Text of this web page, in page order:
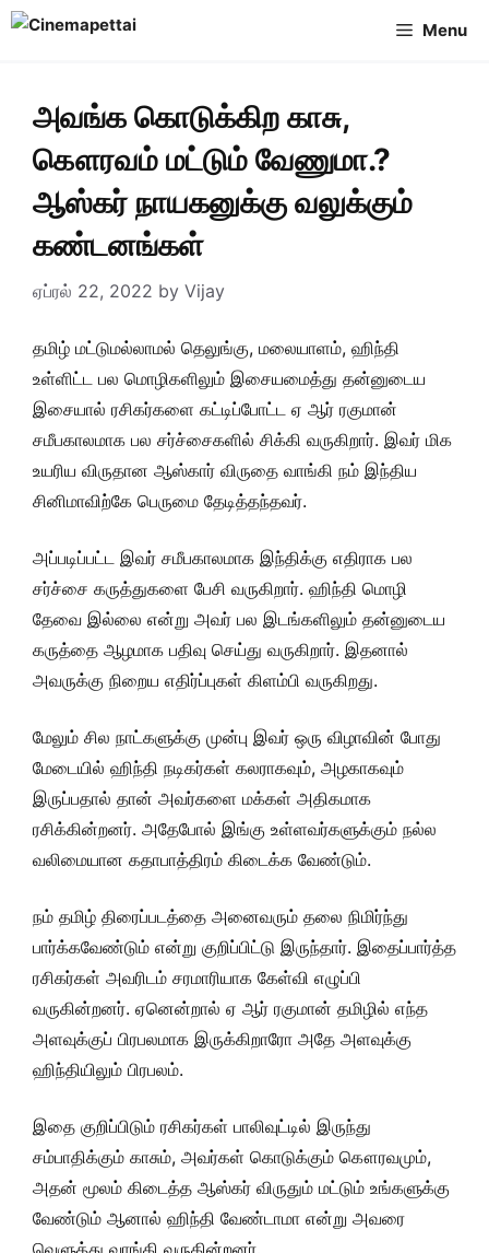
Skip
Menu
அவங்க கொடுக்கிற காசு,
கௌரவம் மட்டும் வேணுமா.?
ஆஸ்கர் நாயகனுக்கு வலுக்கும்
கண்டனங்கள்
ஏப்ரல் 22, 2022 by Vijay
தமிழ் மட்டுமல்லாமல் தெலுங்கு, மலையாளம், ஹிந்தி
உள்ளிட்ட பல மொழிகளிலும் இசையமைத்து தன்னுடைய
இசையால் ரசிகர்களை கட்டிப்போட்ட ஏ ஆர் ரகுமான்
சமீபகாலமாக பல சர்ச்சைகளில் சிக்கி வருகிறார். இவர் மிக
உயரிய விருதான ஆஸ்கார் விருதை வாங்கி நம் இந்திய
சினிமாவிற்கே பெருமை தேடித்தந்தவர்.
அப்படிப்பட்ட இவர் சமீபகாலமாக இந்திக்கு எதிராக பல
சர்ச்சை கருத்துகளை பேசி வருகிறார். ஹிந்தி மொழி
தேவை இல்லை என்று அவர் பல இடங்களிலும் தன்னுடைய
கருத்தை ஆழமாக பதிவு செய்து வருகிறார். இதனால்
அவருக்கு நிறைய எதிர்ப்புகள் கிளம்பி வருகிறது.
மேலும் சில நாட்களுக்கு முன்பு இவர் ஒரு விழாவின் போது
மேடையில் ஹிந்தி நடிகர்கள் கலராகவும், அழகாகவும்
இருப்பதால் தான் அவர்களை மக்கள் அதிகமாக
ரசிக்கின்றனர். அதேபோல் இங்கு உள்ளவர்களுக்கும் நல்ல
வலிமையான கதாபாத்திரம் கிடைக்க வேண்டும்.
நம் தமிழ் திரைப்படத்தை அனைவரும் தலை நிமிர்ந்து
பார்க்கவேண்டும் என்று குறிப்பிட்டு இருந்தார். இதைப்பார்த்த
ரசிகர்கள் அவரிடம் சரமாரியாக கேள்வி எழுப்பி
வருகின்றனர். ஏனென்றால் ஏ ஆர் ரகுமான் தமிழில் எந்த
அளவுக்குப் பிரபலமாக இருக்கிறாரோ அதே அளவுக்கு
ஹிந்தியிலும் பிரபலம்.
இதை குறிப்பிடும் ரசிகர்கள் பாலிவுட்டில் இருந்து
சம்பாதிக்கும் காசும், அவர்கள் கொடுக்கும் கௌரவமும்,
அதன் மூலம் கிடைத்த ஆஸ்கர் விருதும் மட்டும் உங்களுக்கு
வேண்டும் ஆனால் ஹிந்தி வேண்டாமா என்று அவரை
வெளுத்து வாங்கி வருகின்றனர்.